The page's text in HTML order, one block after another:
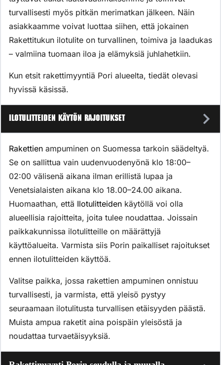
turvallisesti myös pitkän merimatkan jälkeen. Näin
asiakkaamme voivat luottaa siihen, että jokainen
Rakettitukun ilotulite on turvallinen, toimiva ja laadukas
– valmiina tuomaan iloa ja elämyksiä juhlahetkiin.
Kun etsit rakettimyyntiä Pori alueelta, tiedät olevasi
hyvissä käsissä.
Ilotulitteiden käytön rajoitukset
Rakettien ampuminen on Suomessa tarkoin säädeltyä.
Se on sallittua vain uudenvuodenyönä klo 18:00–
02:00 välisenä aikana ilman erillistä lupaa ja
Venetsialaisten aikana klo 18.00–24.00 aikana.
Huomaathan, että Ilotulitteiden käytöllä voi olla
alueellisia rajoitteita, joita tulee noudattaa. Joissain
paikkakunnissa ilotulitteille on määrättyjä
käyttöalueita. Varmista siis Porin paikalliset rajoitukset
ennen ilotulitteiden käyttöä.
Valitse paikka, jossa rakettien ampuminen onnistuu
turvallisesti, ja varmista, että yleisö pystyy
seuraamaan ilotulitusta turvallisen etäisyyden päästä.
Muista ampua raketit aina poispäin yleisöstä ja
noudattaa turvaetäisyyksiä.